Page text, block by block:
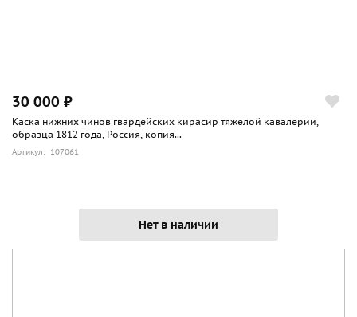
30 000 ₽
Каска нижних чинов гвардейских кирасир тяжелой кавалерии,
образца 1812 года, Россия, копия...
Артикул: 107061
Нет в наличии